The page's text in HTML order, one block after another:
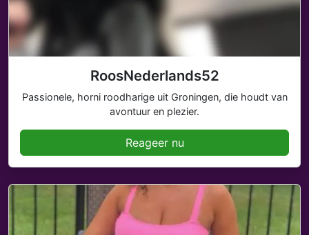
RoosNederlands52
Passionele, horni roodharige uit Groningen, die houdt van
avontuur en plezier.
Reageer nu